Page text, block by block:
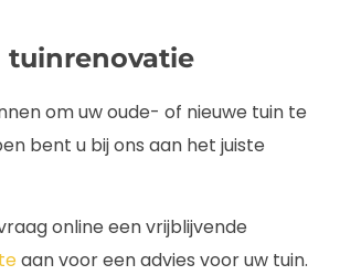
tuinrenovatie
om uw oude- of nieuwe tuin te
bent u bij ons aan het juiste
online een vrijblijvende
aan voor een advies voor uw tuin.